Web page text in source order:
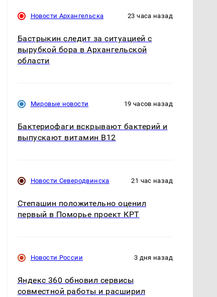
Новости Архангельска 23 часа назад
Бастрыкин следит за ситуацией с
вырубкой бора в Архангельской
области
Мировые новости 19 часов назад
Бактериофаги вскрывают бактерий и
выпускают витамин B12
Новости Северодвинска 21 час назад
Степашин положительно оценил
первый в Поморье проект КРТ
Новости России 3 дня назад
Яндекс 360 обновил сервисы
совместной работы и расширил